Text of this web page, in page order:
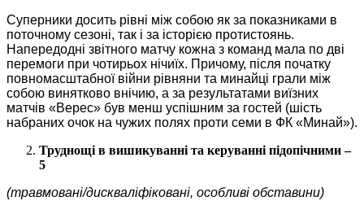
Суперники досить рівні між собою як за показниками в
поточному сезоні, так і за історією протистоянь.
Напередодні звітного матчу кожна з команд мала по дві
перемоги при чотирьох нічиїх. Причому, після початку
повномасштабної війни рівняни та минайці грали між
собою винятково внічию, а за результатами виїзних
матчів «Верес» був менш успішним за гостей (шість
набраних очок на чужих полях проти семи в ФК «Минай»).
Труднощі в вишикуванні та керуванні підопічними –
5
(травмовані/дискваліфіковані, особливі обставини)